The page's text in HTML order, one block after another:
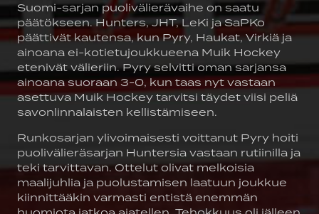
Suomi-sarjan puolivälierävaihe on saatu
päätökseen. Hunters, JHT, LeKi ja SaPKo
päättivät kautensa, kun Pyry, Haukat, Virkiä ja
ainoana ei-kotietujoukkueena Muik Hockey
etenivät välieriin. Pyry selvitti oman sarjansa
ainoana suoraan 3-0, kun taas nyt vastaan
asettuva Muik Hockey tarvitsi täydet viisi peliä
savonlinnalaisten kellistämiseen.
Runkosarjan ylivoimaisesti voittanut Pyry hoiti
puolivälieräsarjan Huntersia vastaan rutiinilla ja
teki tarvittavan. Ottelut olivat melkoisia
maalijuhlia ja puolustamisen laatuun joukkue
kiinnittääkin varmasti entistä enemmän